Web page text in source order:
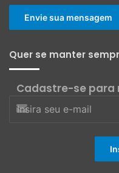
Envie sua mensagem
Quer se manter
Cadastre-se para